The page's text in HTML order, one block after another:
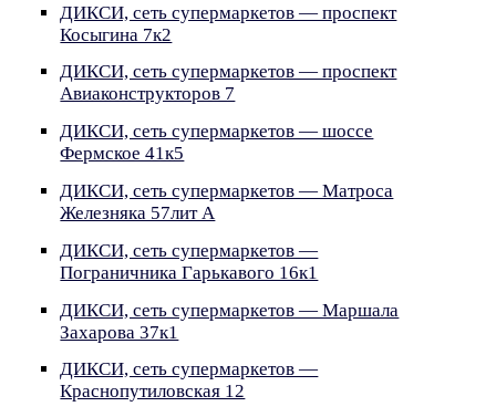
ДИКСИ, сеть супермаркетов — проспект
Косыгина 7к2
ДИКСИ, сеть супермаркетов — проспект
Авиаконструкторов 7
ДИКСИ, сеть супермаркетов — шоссе
Фермское 41к5
ДИКСИ, сеть супермаркетов — Матроса
Железняка 57лит А
ДИКСИ, сеть супермаркетов —
Пограничника Гарькавого 16к1
ДИКСИ, сеть супермаркетов — Маршала
Захарова 37к1
ДИКСИ, сеть супермаркетов —
Краснопутиловская 12